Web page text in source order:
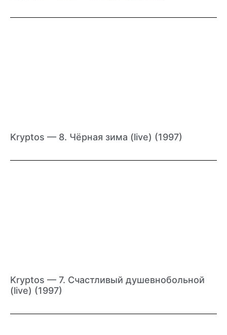
Kryptos — 8. Чёрная зима (live) (1997)
Kryptos — 7. Счастливый душевнобольной
(live) (1997)